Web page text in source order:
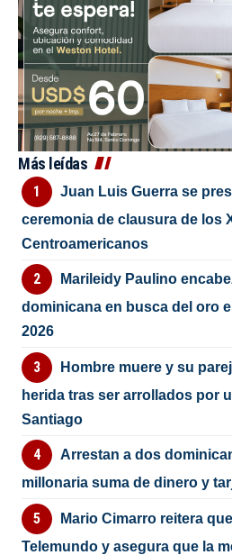
Más leídas
Juan Luis Guerra se
ceremonia de clausura de los
Centroamericanos
Marileidy Paulino
dominicana en busca del oro
2026
Hombre muere y su
herida tras ser arrollados por
Santiago
Arrestan a dos
millonaria suma de dinero y
Mario Cimarro reitera
Telemundo y asegura que la